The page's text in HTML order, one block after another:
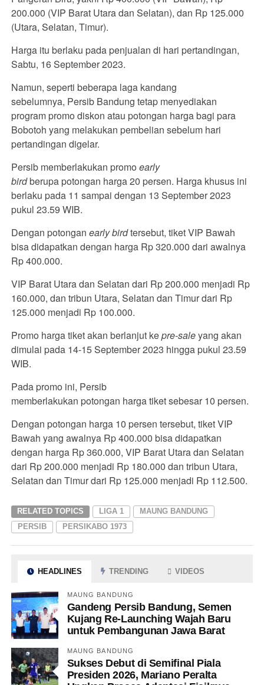
200.000 (VIP Barat Utara dan Selatan), dan Rp 125.000
(Utara, Selatan, Timur).
Harga itu berlaku pada penjualan di hari pertandingan,
Sabtu, 16 September 2023.
Namun, seperti beberapa laga kandang
sebelumnya, Persib Bandung tetap menyediakan
program promo diskon atau potongan harga bagi para
Bobotoh yang melakukan pembelian sebelum hari
pertandingan digelar.
Persib memberlakukan promo early
birdberupa potongan harga 20 persen. Harga khusus ini
berlaku pada 11 sampai dengan 13 September 2023
pukul 23.59 WIB.
Dengan potongan early birdtersebut, tiket VIP Bawah
bisa didapatkan dengan harga Rp 320.000 dari awalnya
Rp 400.000.
VIP Barat Utara dan Selatan dari Rp 200.000 menjadi Rp
160.000, dan tribun Utara, Selatan dan Timur dari Rp
125.000 menjadi Rp 100.000.
Promo harga tiket akan berlanjut kepre-saleyang akan
dimulai pada 14-15 September 2023 hingga pukul 23.59
WIB.
Pada promo ini, Persib
memberlakukan potongan harga tiket sebesar 10 persen.
Dengan potongan harga 10 persen tersebut, tiket VIP
Bawah yang awalnya Rp 400.000 bisa didapatkan
dengan harga Rp 360.000, VIP Barat Utara dan Selatan
dari Rp 200.000 menjadi Rp 180.000 dan tribun Utara,
Selatan dan Timur dari Rp 125.000 menjadi Rp 112.500.
RELATED TOPICS LIGA 1
MAUNG BANDUNG
PERSIB
PERSIKABO 1973
HEADLINES TRENDING VIDEOS
MAUNG BANDUNG
Gandeng Persib Bandung, Semen
Kujang Re-Launching Wajah Baru
untuk Pembangunan Jawa Barat
MAUNG BANDUNG
Sukses Debut di Semifinal Piala
Presiden 2026, Mariano Peralta